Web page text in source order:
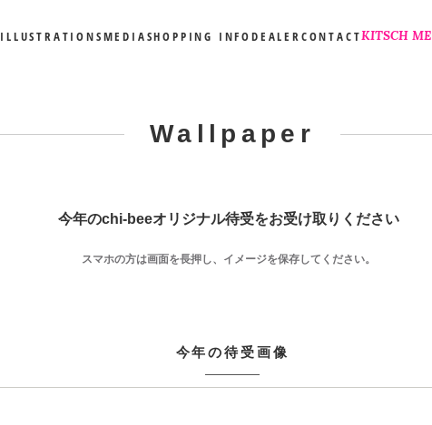
ILLUSTRATIONSMEDIASHOPPING INFODEALERCONTACTKITSCH ME
Wallpaper
今年のchi-beeオリジナル待受をお受け取りください
スマホの方は画面を長押し、イメージを保存してください。
今年の待受画像